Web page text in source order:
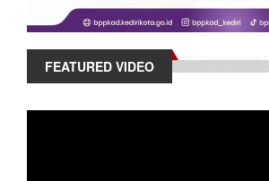
FEATURED VIDEO